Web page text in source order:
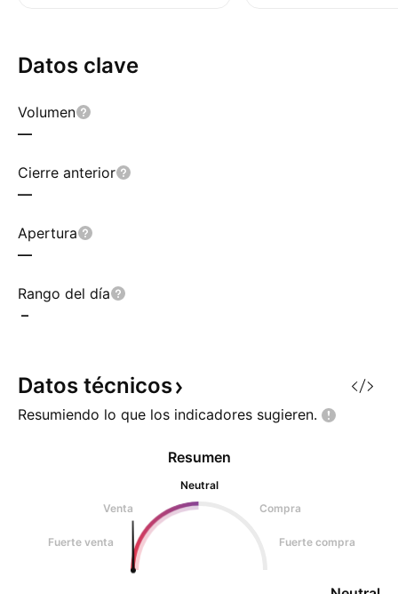
Datos clave
Volumen
—
Cierre anterior
—
Apertura
—
Rango del día
–
Datos técnicos
Resumiendo lo que los indicadores sugieren.
Resumen
Neutral
Venta
Compra
Fuerte venta Fuerte compra